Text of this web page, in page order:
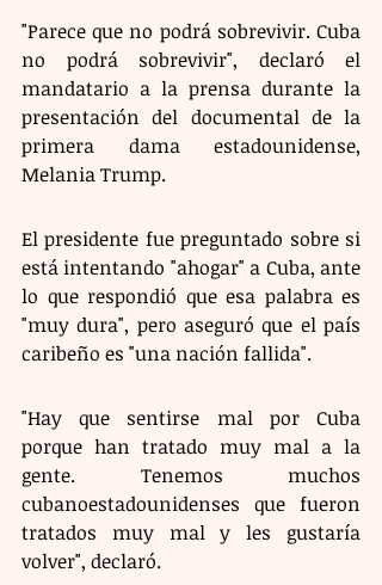
"Parece que no podrá sobrevivir. Cuba
no podrá sobrevivir", declaró el
mandatario a la prensa durante la
presentación del documental de la
primera dama estadounidense,
Melania Trump.
El presidente fue preguntado sobre si
está intentando "ahogar" a Cuba, ante
lo que respondió que esa palabra es
"muy dura", pero aseguró que el país
caribeño es "una nación fallida".
"Hay que sentirse mal por Cuba
porque han tratado muy mal a la
gente. Tenemos muchos
cubanoestadounidenses que fueron
tratados muy mal y les gustaría
volver", declaró.